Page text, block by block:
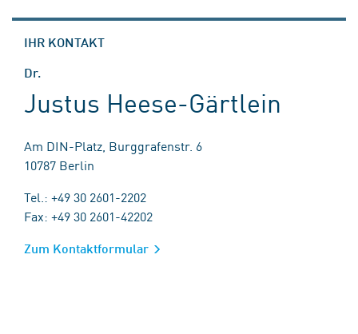
IHR KONTAKT
Dr.
Justus Heese-Gärtlein
Am DIN-Platz, Burggrafenstr. 6
10787 Berlin
Tel.: +49 30 2601-2202
Fax: +49 30 2601-42202
Zum Kontaktformular